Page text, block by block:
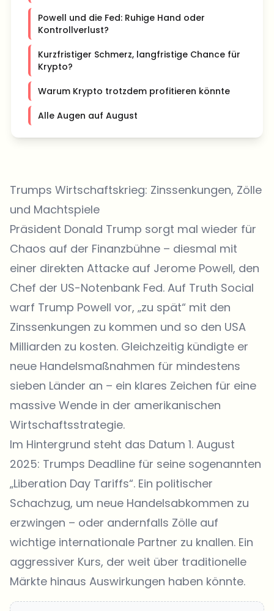
Powell und die Fed: Ruhige Hand oder
Kontrollverlust?
Kurzfristiger Schmerz, langfristige Chance für
Krypto?
Warum Krypto trotzdem profitieren könnte
Alle Augen auf August
Trumps Wirtschaftskrieg: Zinssenkungen, Zölle
und Machtspiele
Präsident Donald Trump sorgt mal wieder für
Chaos auf der Finanzbühne – diesmal mit
einer direkten Attacke auf Jerome Powell, den
Chef der US-Notenbank Fed. Auf Truth Social
warf Trump Powell vor, „zu spät“ mit den
Zinssenkungen zu kommen und so den USA
Milliarden zu kosten. Gleichzeitig kündigte er
neue Handelsmaßnahmen für mindestens
sieben Länder an – ein klares Zeichen für eine
massive Wende in der amerikanischen
Wirtschaftsstrategie.
Im Hintergrund steht das Datum 1. August
2025: Trumps Deadline für seine sogenannten
„Liberation Day Tariffs“. Ein politischer
Schachzug, um neue Handelsabkommen zu
erzwingen – oder andernfalls Zölle auf
wichtige internationale Partner zu knallen. Ein
aggressiver Kurs, der weit über traditionelle
Märkte hinaus Auswirkungen haben könnte.